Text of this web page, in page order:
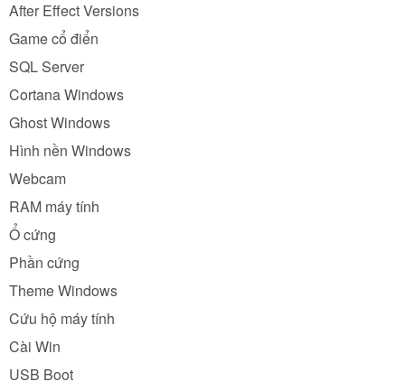
After Effect Versions
Game cổ điển
SQL Server
Cortana Windows
Ghost Windows
Hình nền Windows
Webcam
RAM máy tính
Ổ cứng
Phần cứng
Theme Windows
Cứu hộ máy tính
Cài Win
USB Boot